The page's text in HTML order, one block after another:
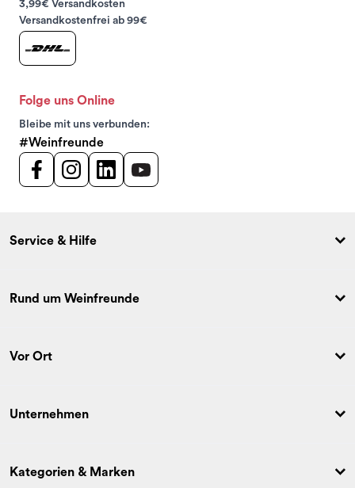
3,99€ Versandkosten
Versandkostenfrei ab 99€
Folge uns Online
Bleibe mit uns verbunden:
#Weinfreunde
Service & Hilfe
Rund um Weinfreunde
Vor Ort
Unternehmen
Kategorien & Marken